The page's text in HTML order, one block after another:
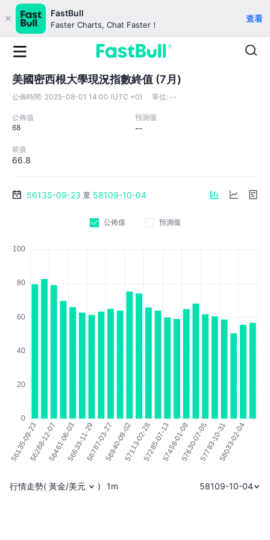
FastBull
Faster Charts, Chat Faster！
查看
美國密西根大學現況指數終值 (7月)
公佈時間: 2025-08-01 14:00 (UTC +0) 單位: --
公佈值
68
預測值
--
前值
66.8
56135-09-23 至 58109-10-04
公佈值 預測值
行情走勢( 黃金/美元 ) 1m 58109-10-04